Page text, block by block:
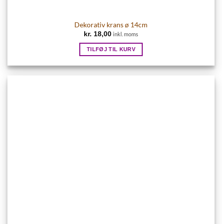
Dekorativ krans ø 14cm
kr. 18,00 inkl. moms
TILFØJ TIL KURV